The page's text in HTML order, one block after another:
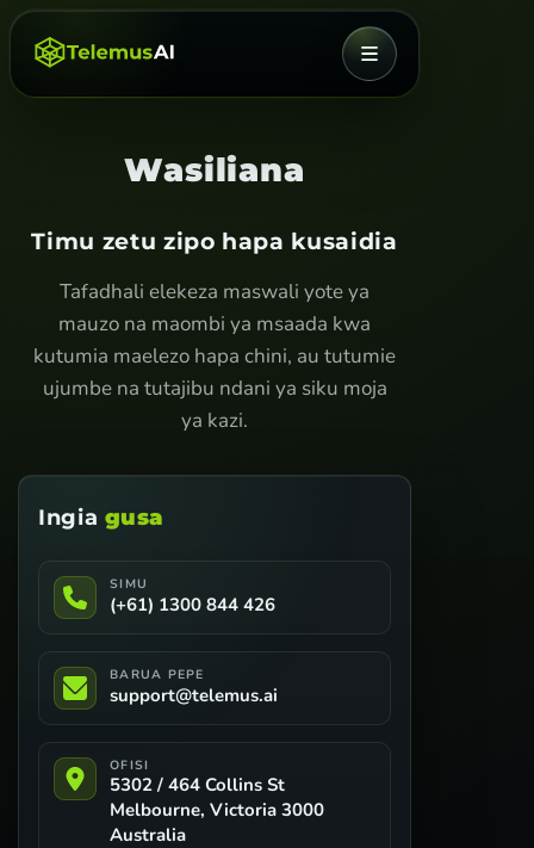
MENYU
Wasiliana
Timu zetu zipo hapa kusaidia
Tafadhali elekeza maswali yote ya
mauzo na maombi ya msaada kwa
kutumia maelezo hapa chini, au tutumie
ujumbe na tutajibu ndani ya siku moja
ya kazi.
Ingia gusa
SIMU
(+61) 1300 844 426
BARUA PEPE
support@telemus.ai
OFISI
5302 / 464 Collins St
Melbourne, Victoria 3000
Australia